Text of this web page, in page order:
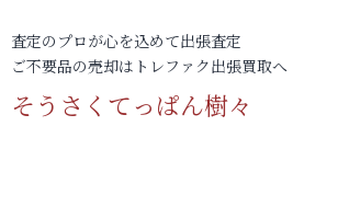
査定のプロが心を込めて出張査定
ご不要品の売却はトレファク出張買取へ
そうさくてっぱん樹々